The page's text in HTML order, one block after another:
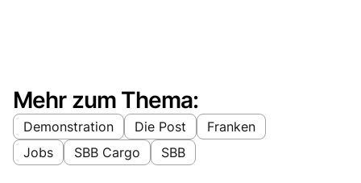
Mehr zum Thema:
Demonstration Die Post
Franken
Jobs
SBB Cargo SBB